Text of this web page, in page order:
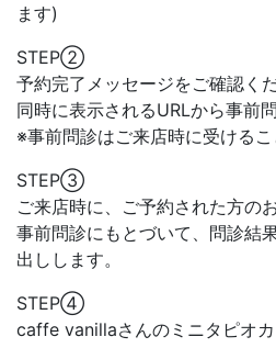
ます)
STEP②
予約完了メッセージをご確認くだ
同時に表示されるURLから事前
※事前問診はご来店時に受けるこ
STEP③
ご来店時に、ご予約された方の
事前問診にもとづいて、問診結
出しします。
STEP④
caffe vanillaさんのミニタピオ